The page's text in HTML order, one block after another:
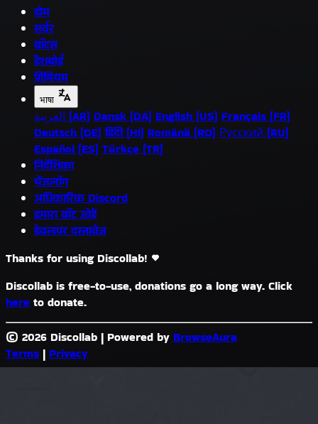
होम
सर्वर
बॉट्स
डैशबोर्ड
प्रीमियम
भाषा
العربية (AR) Dansk (DA) English (US) Français (FR)
Deutsch (DE) हिंदी (HI) Română (RO) Русский (RU)
Español (ES) Türkçe (TR)
निर्देशिका
चेंजलॉग
अधिकारिक Discord
हमारा बॉट जोड़ें
डेवलपर दस्तावेज़
Thanks for using Discollab!
Discollab is free-to-use, donations go a long way. Click
here to donate.
© 2026 Discollab | Powered by BrowseAura
Terms | Privacy